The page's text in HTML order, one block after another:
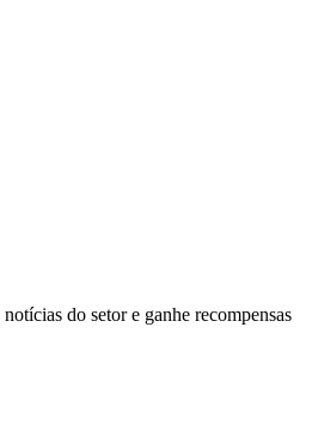
do setor e ganhe recompensas